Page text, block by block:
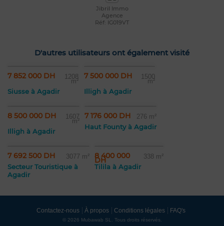
Jibril Immo
Agence
Réf: IG019VT
D'autres utilisateurs ont également visité
7 852 000 DH 1208
m²
Siusse à Agadir
7 500 000 DH 1500
m²
Illigh à Agadir
8 500 000 DH 1607
m²
Illigh à Agadir
7 176 000 DH 276 m²
Haut Founty à Agadir
7 692 500 DH 3077 m²
Secteur Touristique à
Agadir
8 400 000
DH 338 m²
Tilila à Agadir
Contactez-nous À propos Conditions légales FAQ's
© 2026 Mubawab SL. Tous droits réservés.